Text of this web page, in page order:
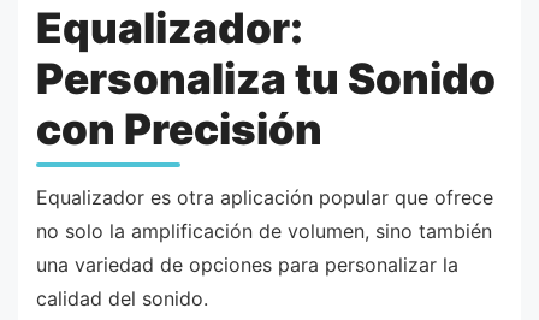
Equalizador:
Personaliza tu Sonido
con Precisión
Equalizador es otra aplicación popular que ofrece
no solo la amplificación de volumen, sino también
una variedad de opciones para personalizar la
calidad del sonido.